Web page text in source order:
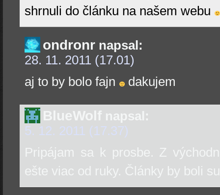
shrnuli do článku na našem webu
ondronr napsal:
28. 11. 2011 (17.01)
aj to by bolo fajn
dakujem
BlueWolf napsal:
5. 12. 2011 (17.37)
Pripájam sa k prosbe. Z
ešte viac od ruky. Články by boli